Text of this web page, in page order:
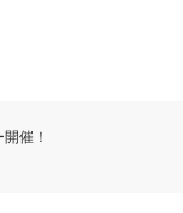
催！